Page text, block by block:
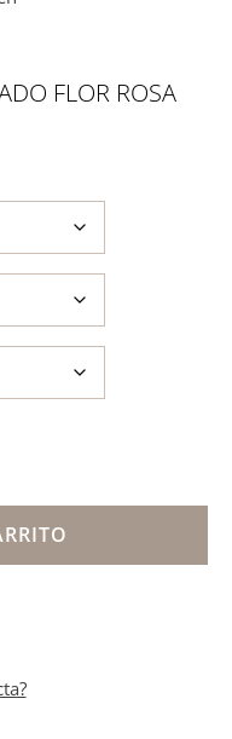
FLOR ROSA